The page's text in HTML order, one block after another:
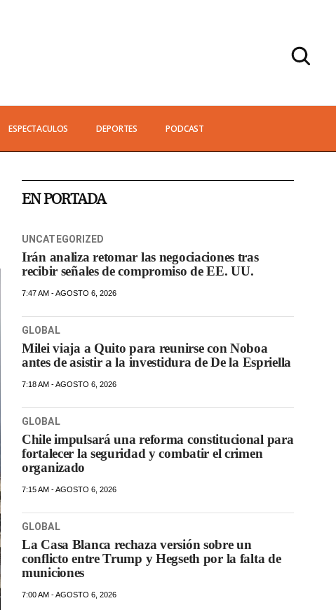
ESPECTACULOS DEPORTES PODCAST
EN PORTADA
UNCATEGORIZED
Irán analiza retomar las negociaciones tras
recibir señales de compromiso de EE. UU.
7:47 AM - AGOSTO 6, 2026
GLOBAL
Milei viaja a Quito para reunirse con Noboa
antes de asistir a la investidura de De la Espriella
7:18 AM - AGOSTO 6, 2026
GLOBAL
Chile impulsará una reforma constitucional para
fortalecer la seguridad y combatir el crimen
organizado
7:15 AM - AGOSTO 6, 2026
GLOBAL
La Casa Blanca rechaza versión sobre un
conflicto entre Trump y Hegseth por la falta de
municiones
7:00 AM - AGOSTO 6, 2026